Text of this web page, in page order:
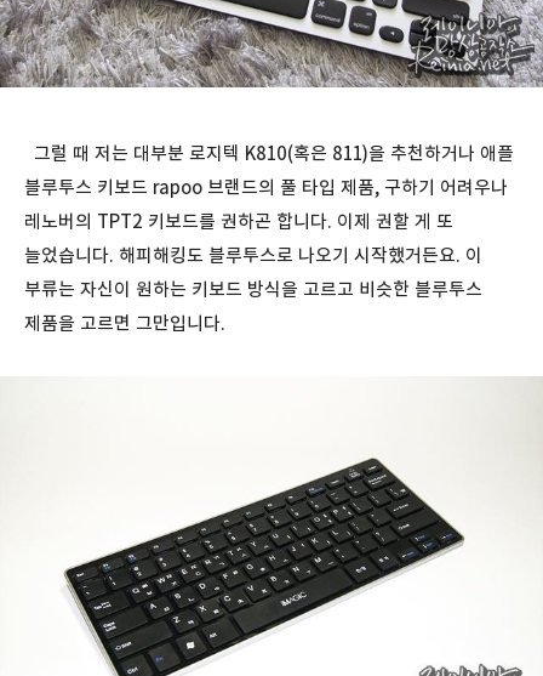
그럴 때 저는 대부분 로지텍 K810(혹은 811)을 추천하거나 애플
블루투스 키보드 rapoo 브랜드의 풀 타입 제품, 구하기 어려우나
레노버의 TPT2 키보드를 권하곤 합니다. 이제 권할 게 또
늘었습니다. 해피해킹도 블루투스로 나오기 시작했거든요. 이
부류는 자신이 원하는 키보드 방식을 고르고 비슷한 블루투스
제품을 고르면 그만입니다.